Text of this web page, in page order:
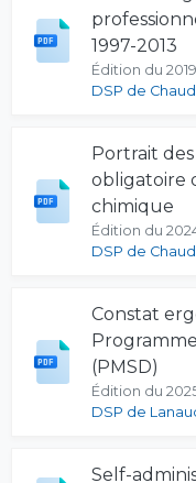
1997-2013
Édition du
DSP de
Portrait
obligatoire
chimique
Édition du
DSP de
Constat
(PMSD)
Édition du
DSP de
Self-